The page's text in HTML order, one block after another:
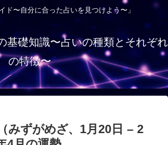
ド〜自分に合った占いを見つけよう〜」
基礎知識〜占いの種類とそれぞれ
の特徴〜
ずがめざ、1月20日 – 2